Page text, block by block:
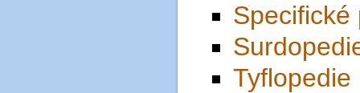
Specifické
Tyflopedie